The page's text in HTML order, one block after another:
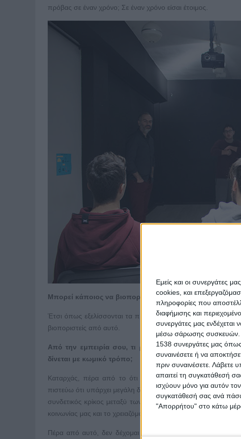
Εμείς και οι συνεργάτες
cookies, και
πληροφορίες που
διαφήμισης και
συνεργάτες μας ενδέχεται
μέσω σάρωσης συσκευών.
1538 συνεργάτες μας όπως
συναινέσετε ή να
πριν συναινέσετε. Λάβετε
απαιτεί τη συγκατάθεσή
ισχύουν μόνο για αυτόν
συγκατάθεσή σας ανά πάσα
"Απορρήτου" στο κάτω
πρόβας σε έναν χρόνο; Σε έναν χρόνο είσαι έτοιμος.
Μπορεί κάποιος να βιοποριστεί από την κωμωδία;
Έτσι όπως εξελίσσονται τα πράγματα στο είδος, που
βιοποριστείς από αυτό.
Από την εμπειρία σου, τι ρόλο παίζει το χιούμορ
δίνεται με κωμικό τρόπο;
Καταρχάς, πέρα από το ότι ως χώρα έχουμε μεγάλη
πιστεύω ότι υπάρχει μεγάλη διαφορά από λαό σε λαό όσον
συνδετικός κρίκος μεταξύ των ανθρώπων, που έχει
κοινωνίας μας και το χρειαζόμαστε καθημερινά στις ανθρώπινες
Πέρα από αυτό, δεν δέχομαι την άποψη «δεν κάνουμε